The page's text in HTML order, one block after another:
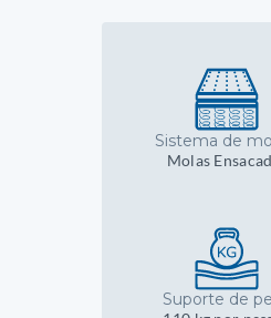
Sistema de
Molas
Suporte de